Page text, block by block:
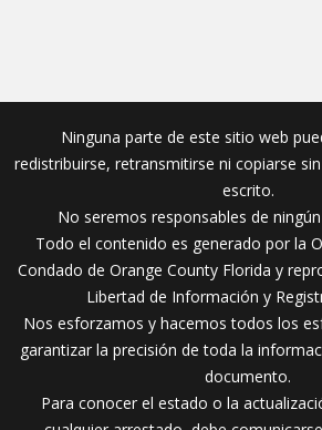
Ninguna parte de este sitio web
redistribuirse, retransmitirse ni copiarse
escrito.
No seremos responsables de
Todo el contenido es generado por la
Condado de Orange County Florida y
Libertad de Información y
Nos esforzamos y hacemos todos los
garantizar la precisión de toda la
documento.
Para conocer el estado o la